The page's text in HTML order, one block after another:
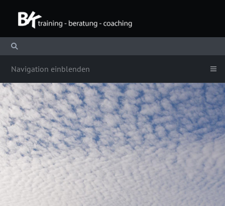
Navigation einblenden